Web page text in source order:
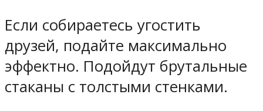
Если собираетесь угостить
друзей, подайте максимально
эффектно. Подойдут брутальные
стаканы с толстыми стенками.